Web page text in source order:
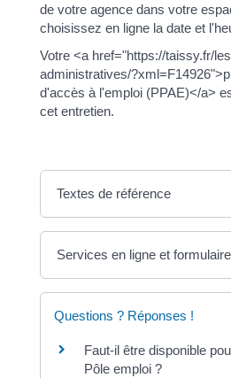
de votre agence dans votre
choisissez en ligne la date et
Votre <a href="https://taissy.fr/
administratives/
d'accès à l'emploi (PPAE)</a>
cet entretien.
Textes de référence
Services en ligne et
Questions ? Réponses !
Faut-il être disponible
Pôle emploi ?